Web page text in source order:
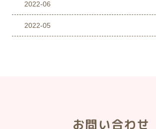
2022-06
2022-05
お問い合わせ